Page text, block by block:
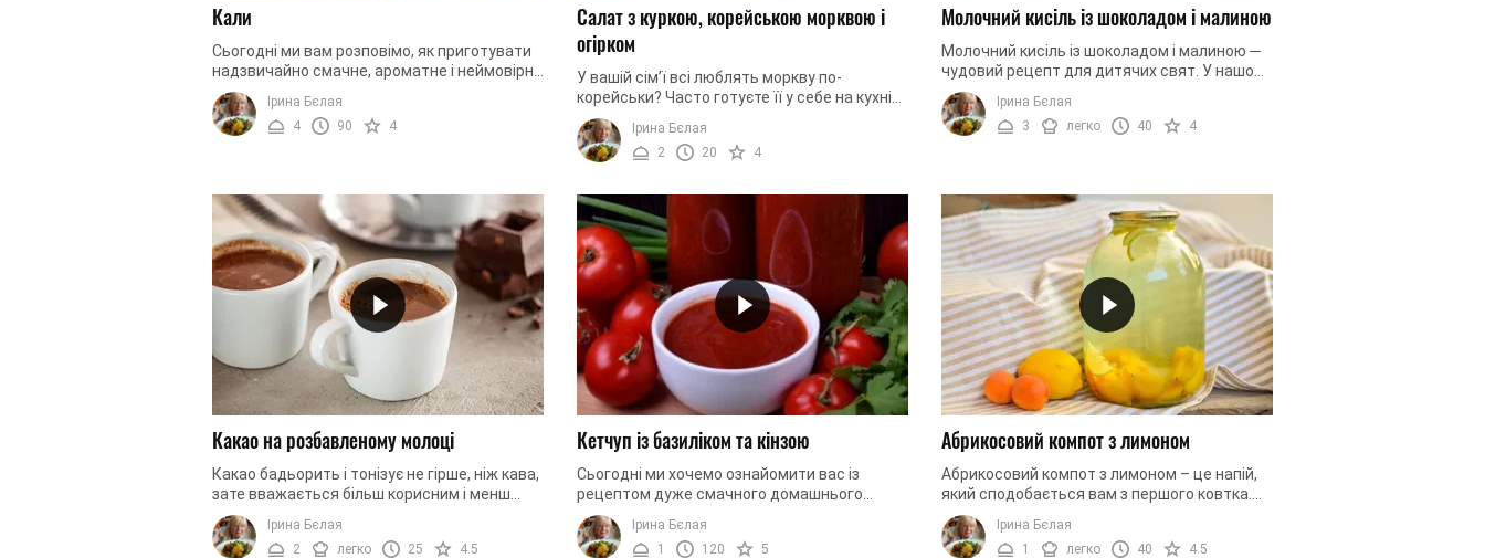
Кали
Сьогодні ми вам розповімо, як приготувати
надзвичайно смачне, ароматне і неймовірне
красиве печиво у вигляді квітки. Воно легке
у приготуванні, але ...
Ірина Бєлая
4
90 4
Салат з куркою, корейською морквою і
огірком
У вашій сім’ї всі люблять моркву по-
корейськи? Часто готуєте її у себе на кухні?
Хочете порадувати рідних оригінальним
салатом з корейською морквою? ...
Ірина Бєлая
2
20 4
Молочний кисіль із шоколадом і малиною
Молочний кисіль із шоколадом і малиною ─
чудовий рецепт для дитячих свят. У нашому
фоторецепті ви знайдете детальний опис
процесу приготування ...
Ірина Бєлая
3
легко 40 4
Какао на розбавленому молоці
Какао бадьорить і тонізує не гірше, ніж кава,
зате вважається більш корисним і менш
міцним. Напій містить багато вітамінів і
мікроелементів, а тому є ...
Ірина Бєлая
2
легко 25 4.5
Кетчуп із базиліком та кінзою
Сьогодні ми хочемо ознайомити вас із
рецептом дуже смачного домашнього
кетчупу. На відміну від магазинного
продукту, в цьому кетчупі не буде штучних ...
Ірина Бєлая
1
120 5
Абрикосовий компот з лимоном
Абрикосовий компот з лимоном – це напій,
який сподобається вам з першого ковтка.
Він має незрівнянний солодкий смак з
легкою кислинкою, приємний ...
Ірина Бєлая
1
легко 40 4.5